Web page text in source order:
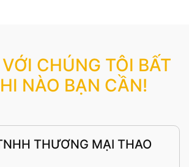
CHÚNG TÔI BẤT
NÀO BẠN CẦN!
THƯƠNG MẠI THAO